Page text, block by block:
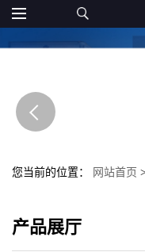
您当前的位置： 网站首页
产品展厅